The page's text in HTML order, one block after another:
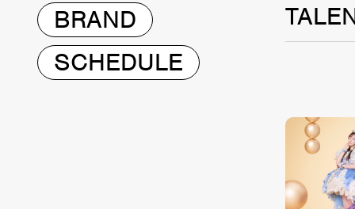
BRAND
SCHEDULE